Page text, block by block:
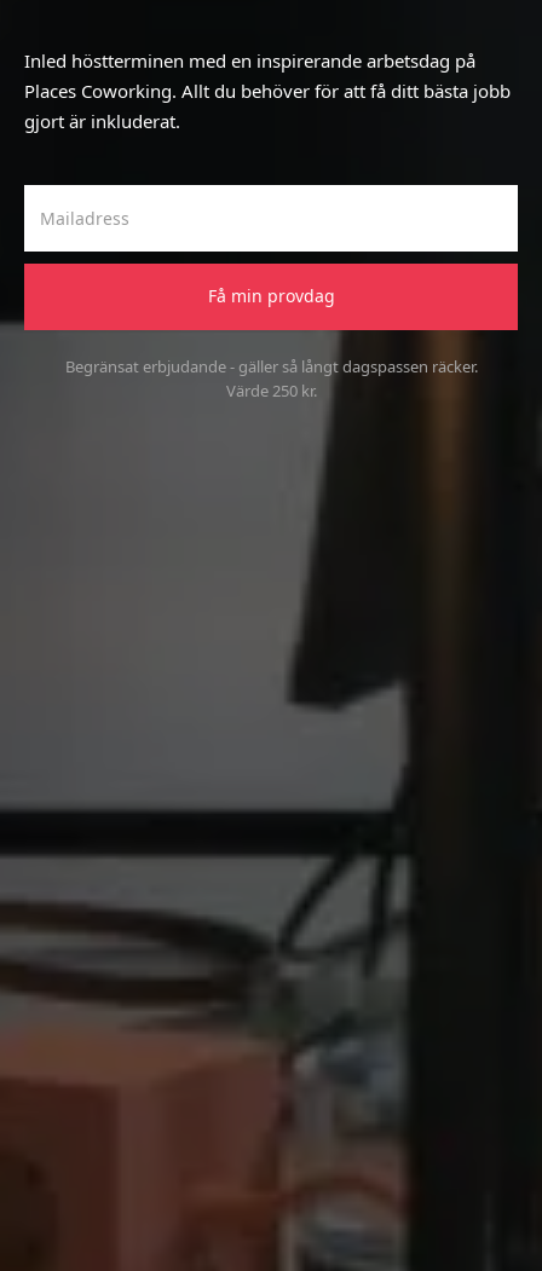
Inled höstterminen med en inspirerande arbetsdag på
Places Coworking. Allt du behöver för att få ditt bästa jobb
gjort är inkluderat.
Begränsat erbjudande - gäller så långt dagspassen räcker.
Värde 250 kr.